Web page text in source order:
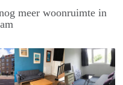
meer woonruimte in